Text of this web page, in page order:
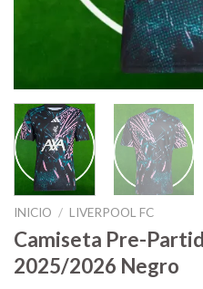
INICIO / LIVERPOOL FC
Camiseta Pre-
2025/2026 Negro